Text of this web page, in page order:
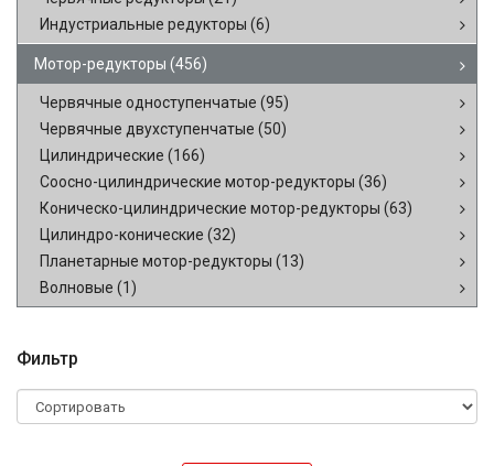
Индустриальные редукторы (6)
Мотор-редукторы (456)
Червячные одноступенчатые (95)
Червячные двухступенчатые (50)
Цилиндрические (166)
Соосно-цилиндрические мотор-редукторы (36)
Коническо-цилиндрические мотор-редукторы (63)
Цилиндро-конические (32)
Планетарные мотор-редукторы (13)
Волновые (1)
Фильтр